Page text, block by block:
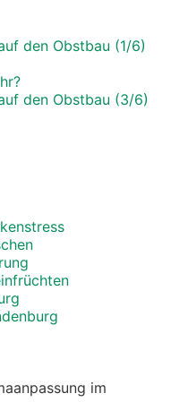
den Obstbau (1/6)
den Obstbau (3/6)
im